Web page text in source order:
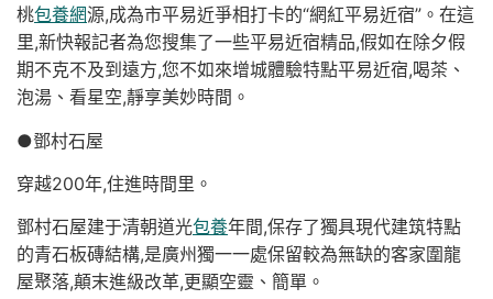
桃包養網源,成為市平易近爭相打卡的“網紅平易近宿”。在這
里,新快報記者為您搜集了一些平易近宿精品,假如在除夕假
期不克不及到遠方,您不如來增城體驗特點平易近宿,喝茶、
泡湯、看星空,靜享美妙時間。
●鄧村石屋
穿越200年,住進時間里。
鄧村石屋建于清朝道光包養年間,保存了獨具現代建筑特點
的青石板磚結構,是廣州獨一一處保留較為無缺的客家圍龍
屋聚落,顛末進級改革,更顯空靈、簡單。